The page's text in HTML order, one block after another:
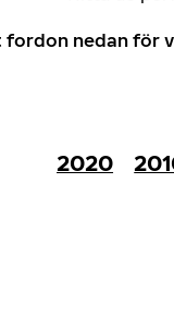
nedan för
2020